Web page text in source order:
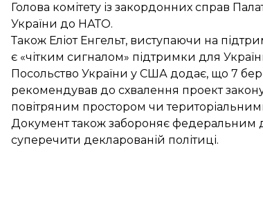
Голова комітету із закордонних справ
України до НАТО.
Також Еліот Енгельт, виступаючи на
є «чітким сигналом» підтримки для
Посольство України у США додає, що 7
рекомендував до схвалення проект
повітряним простором чи
Документ також забороняє федеральним
суперечити декларованій політиці.